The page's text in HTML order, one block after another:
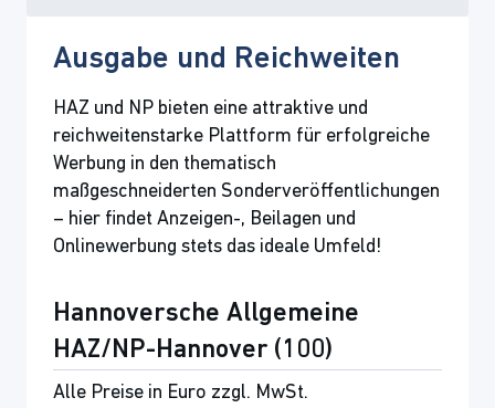
Ausgabe und Reichweiten
HAZ und NP bieten eine attraktive und
reichweitenstarke Plattform für erfolgreiche
Werbung in den thematisch
maßgeschneiderten Sonderveröffentlichungen
– hier findet Anzeigen-, Beilagen und
Onlinewerbung stets das ideale Umfeld!
Hannoversche Allgemeine
HAZ/NP-Hannover (100)
Alle Preise in Euro zzgl. MwSt.